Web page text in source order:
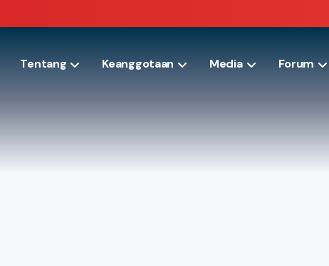
Tentang Keanggotaan Media Forum